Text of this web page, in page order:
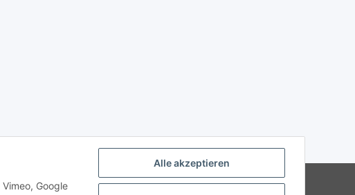
Alle akzeptieren
Google
an registrierte Fachhändler